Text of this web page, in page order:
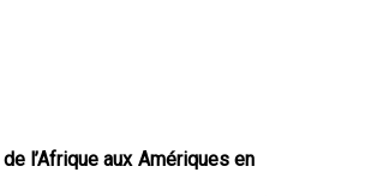
l’Afrique aux Amériques en